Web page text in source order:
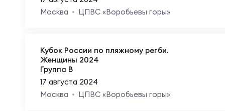
Москва
ЦПВС «Воробьевы горы»
Кубок России по пляжному регби.
Женщины 2024
Группа B
17 августа 2024
Москва
ЦПВС «Воробьевы горы»